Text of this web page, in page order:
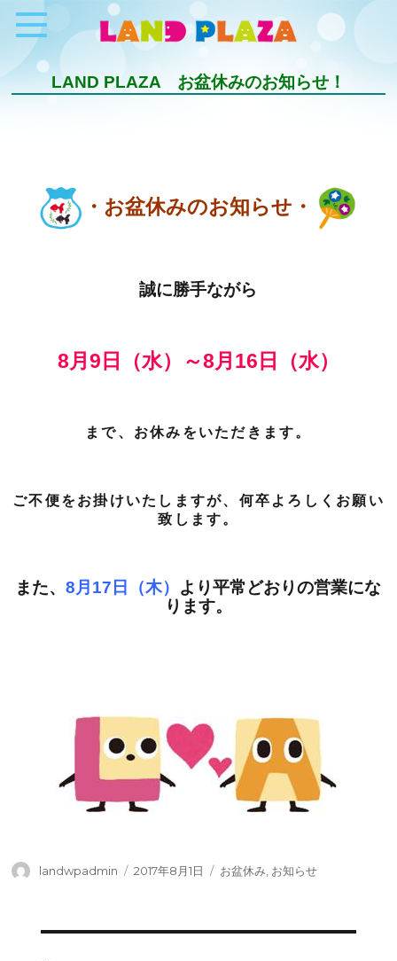
LAND PLAZA お盆休みのお知らせ！
・お盆休みのお知らせ・
誠に勝手ながら
8月9日（水）～8月16日（水）
まで、お休みをいただきます。
ご不便をお掛けいたしますが、何卒よろしくお願い
致します。
また、8月17日（木） より平常どおりの営業にな
ります。
投
landwpadmin
投
2017年8月1日
タ
お盆休み お知らせ